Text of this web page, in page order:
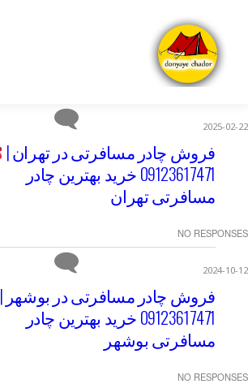
2025-02-22
فروش چادر مسافرتی در تهران |
09123617471 خرید بهترین چادر
مسافرتی تهران
NO RESPONSES
2024-10-12
فروش چادر مسافرتی در بوشهر |
09123617471 خرید بهترین چادر
مسافرتی بوشهر
NO RESPONSES